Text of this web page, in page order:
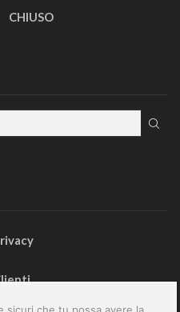
sicuri che tu possa avere la
CHIUSO